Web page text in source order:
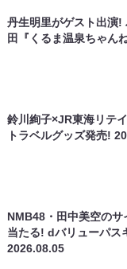
丹生明里がゲスト出演!
田『くるま温泉ちゃん
鈴川絢子×JR東海リテ
トラベルグッズ発売!
NMB48・田中美空の
当たる! dバリューパス
2026.08.05